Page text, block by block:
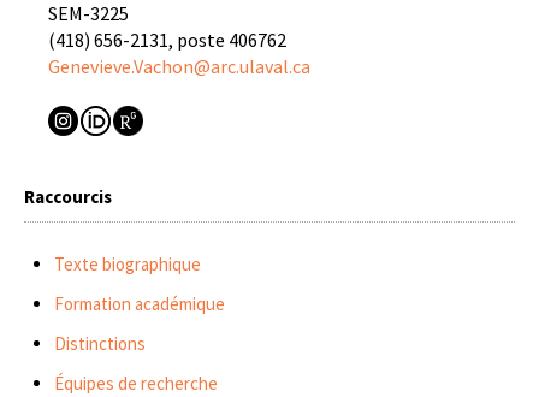
SEM-3225
(418) 656-2131, poste 406762
Genevieve.Vachon@arc.ulaval.ca
Raccourcis
Texte biographique
Formation académique
Distinctions
Équipes de recherche